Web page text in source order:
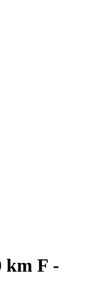
km F -